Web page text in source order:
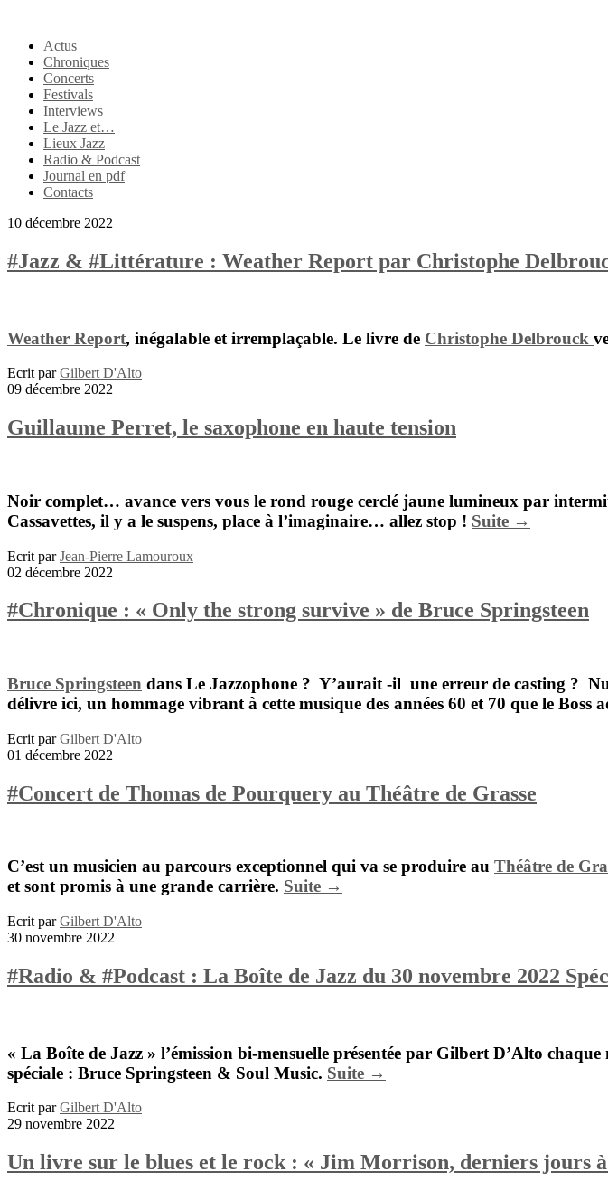
Actus
Chroniques
Concerts
Festivals
Interviews
Le Jazz et…
Lieux Jazz
Radio & Podcast
Journal en pdf
Contacts
10 décembre 2022
#Jazz & #Littérature : Weather Report par Christophe
Weather Report, inégalable et irremplaçable. Le livre de Christophe Delbrouck
Ecrit parGilbert D'Alto
09 décembre 2022
Guillaume Perret, le saxophone en haute tension
Noir complet… avance vers vous le rond rouge cerclé jaune lumineux par
Cassavettes, il y a le suspens, place à l’imaginaire… allez stop ! Suite →
Ecrit parJean-Pierre Lamouroux
02 décembre 2022
#Chronique : « Only the strong survive » de Bruce Springsteen
Bruce Springsteen dans Le Jazzophone ? Y’aurait -il une erreur de casting ?
délivre ici, un hommage vibrant à cette musique des années 60 et 70 que le Boss
Ecrit parGilbert D'Alto
01 décembre 2022
#Concert de Thomas de Pourquery au Théâtre de Grasse
C’est un musicien au parcours exceptionnel qui va se produire au Théâtre de
et sont promis à une grande carrière. Suite →
Ecrit parGilbert D'Alto
30 novembre 2022
#Radio & #Podcast : La Boîte de Jazz du 30 novembre 2022
« La Boîte de Jazz » l’émission bi-mensuelle présentée par Gilbert D’Alto chaque
spéciale : Bruce Springsteen & Soul Music. Suite →
Ecrit parGilbert D'Alto
29 novembre 2022
Un livre sur le blues et le rock : « Jim Morrison, derniers jours